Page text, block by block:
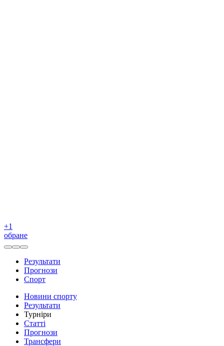
+1
обране
Результати
Прогнози
Спорт
Новини спорту
Результати
Турніри
Статті
Прогнози
Трансфери